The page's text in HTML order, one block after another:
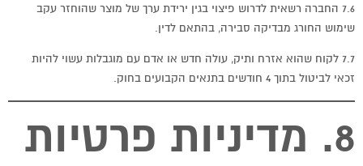
7.6 החברה רשאית לדרוש פיצוי בגין ירידת ערך של מוצר שהוחזר עקב
שימוש החורג מבדיקה סבירה, בהתאם לדין.
7.7 לקוח שהוא אזרח ותיק, עולה חדש או אדם עם מוגבלות עשוי להיות
זכאי לביטול בתוך 4 חודשים בתנאים הקבועים בחוק.
8. מדיניות פרטיות